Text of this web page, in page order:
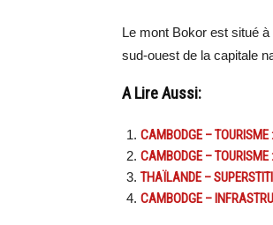
Le mont Bokor est situé
sud-ouest de la capitale
A Lire Aussi:
CAMBODGE –
CAMBODGE –
THAÏLANDE –
CAMBODGE –